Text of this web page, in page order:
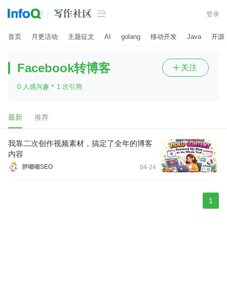
 登录
首页 月更活动 主题征文 AI golang 移动开发 Java 开源
Facebook转博客
0 人感兴趣 · 1 次引用
 关注
最新 推荐
我靠二次创作视频素材，搞定了全年的博客
内容
胖嘟嘟SEO 04-24
1